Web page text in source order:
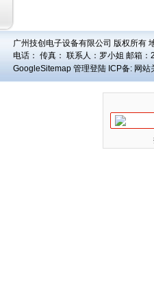
广州技创电子设备有限公司 版权所有
电话： 传真： 联系人： 罗小姐 邮箱：
GoogleSitemap 管理登陆 ICP备: 网站